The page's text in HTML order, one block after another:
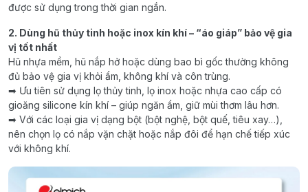
được sử dụng trong thời gian ngắn.
2. Dùng hũ thủy tinh hoặc inox kín khí – “áo giáp” bảo vệ gia
vị tốt nhất
Hũ nhựa mềm, hũ nắp hở hoặc dùng bao bì gốc thường không
đủ bảo vệ gia vị khỏi ẩm, không khí và côn trùng.
➡ Ưu tiên sử dụng lọ thủy tinh, lọ inox hoặc nhựa cao cấp có
gioăng silicone kín khí – giúp ngăn ẩm, giữ mùi thơm lâu hơn.
➡ Với các loại gia vị dạng bột (bột nghệ, bột quế, tiêu xay…),
nên chọn lọ có nắp vặn chặt hoặc nắp đôi để hạn chế tiếp xúc
với không khí.